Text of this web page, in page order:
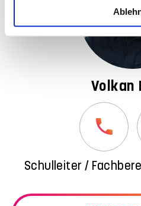
Volkan
Schulleiter /